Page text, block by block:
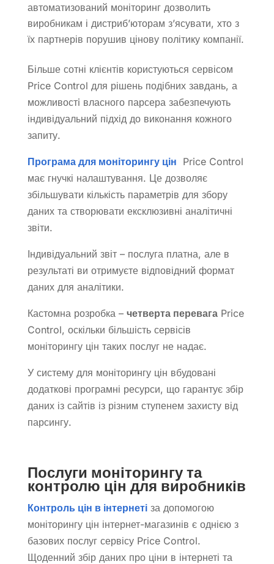
автоматизований моніторинг дозволить
виробникам і дистриб’юторам з’ясувати, хто з
їх партнерів порушив цінову політику компанії.
Більше сотні клієнтів користуються сервісом
Price Control для рішень подібних завдань, а
можливостi власного парсера забезпечують
індивідуальний підхід до виконання кожного
запиту.
Програма для моніторингу цін Price Control
має гнучкі налаштування. Це дозволяє
збільшувати кількість параметрів для збору
даних та створювати ексклюзивні аналітичні
звіти.
Індивідуальний звіт – послуга платна, але в
результаті ви отримуєте відповідний формат
даних для аналітики.
Кастомна розробка – четверта перевагаPrice
Control, оскільки більшість сервісів
моніторингу цін таких послуг не надає.
У систему для моніторингу цін вбудовані
додаткові програмні ресурси, що гарантує збір
даних із сайтів із різним ступенем захисту від
парсингу.
Послуги моніторингу та
контролю цін для виробників
Контроль цін в інтернетіза допомогою
моніторингу цін інтернет-магазинів є однією з
базових послуг сервісу Price Control.
Щоденний збір даних про ціни в інтернеті та